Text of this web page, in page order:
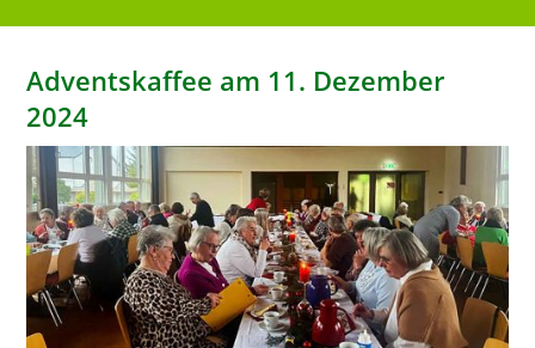
Adventskaffee am 11. Dezember
2024